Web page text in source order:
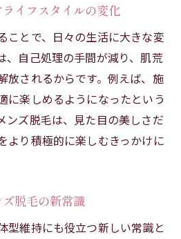
イフスタイルの変化
ことで、日々の生活に大きな変
、自己処理の手間が減り、肌荒
放されるからです。例えば、施
に楽しめるようになったという
ンズ脱毛は、見た目の美しさだ
より積極的に楽しむきっかけに
脱毛の新常識
型維持にも役立つ新しい常識と